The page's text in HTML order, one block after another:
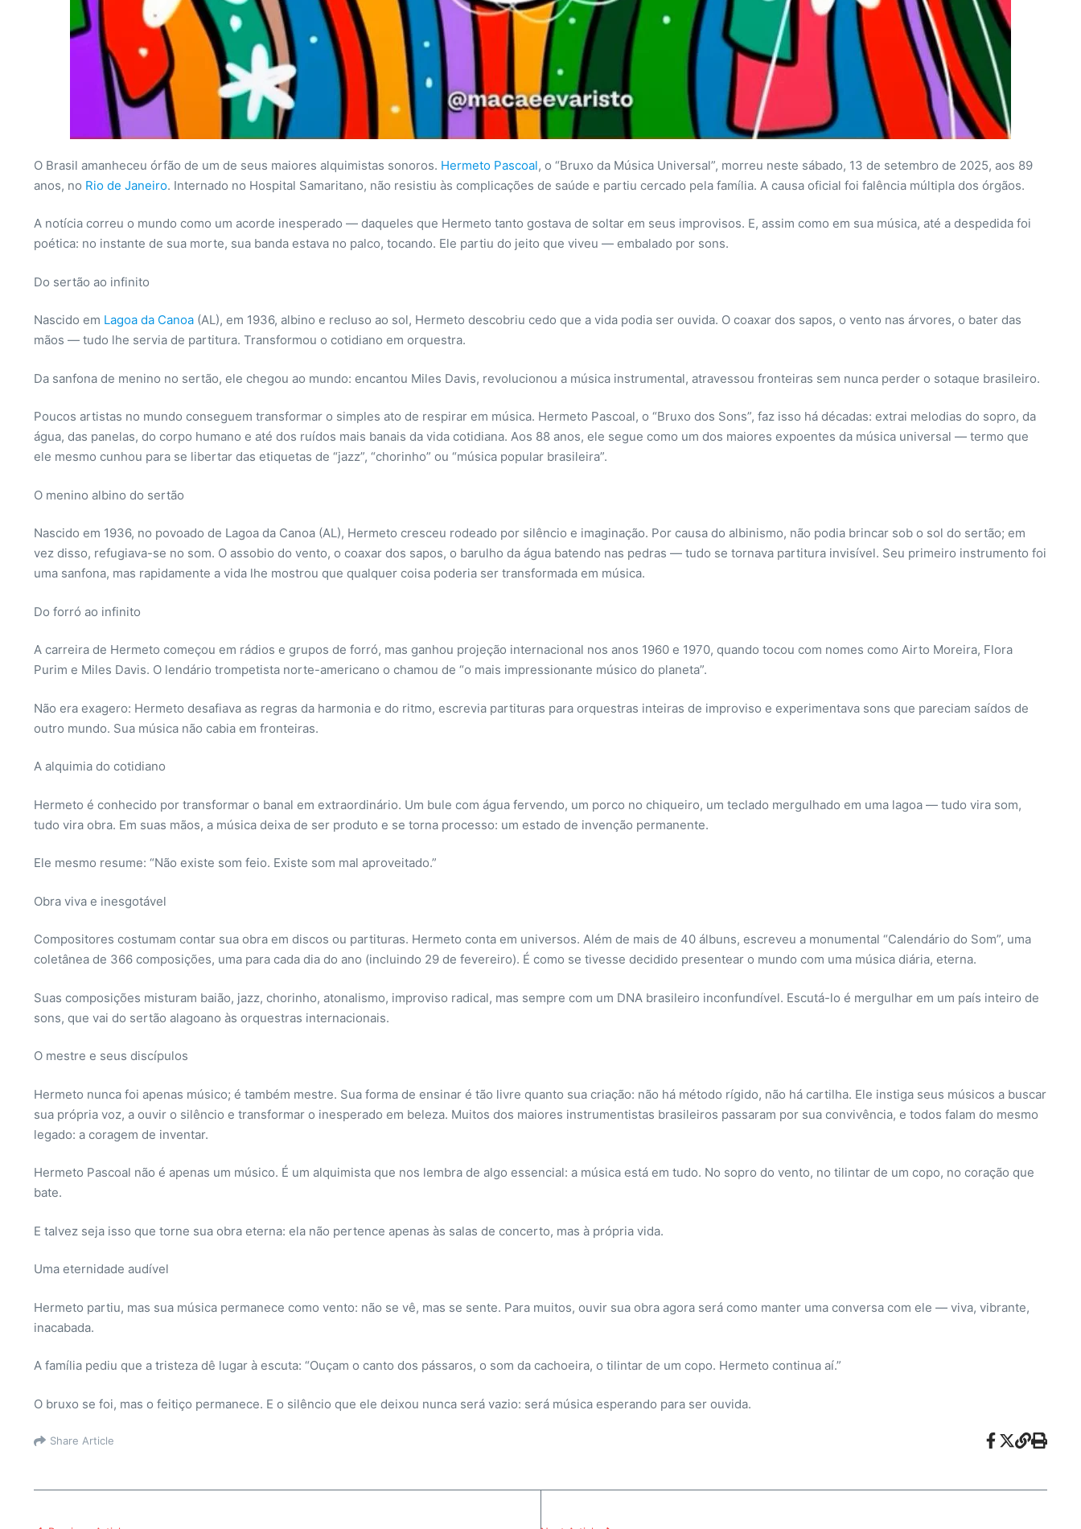
O Brasil amanheceu órfão de um de seus maiores alquimistas sonoros. Hermeto Pascoal, o “Bruxo da Música Universal”, morreu neste sábado, 13 de setembro de 2025, aos 89
anos, no Rio de Janeiro. Internado no Hospital Samaritano, não resistiu às complicações de saúde e partiu cercado pela família. A causa oficial foi falência múltipla dos órgãos.
A notícia correu o mundo como um acorde inesperado — daqueles que Hermeto tanto gostava de soltar em seus improvisos. E, assim como em sua música, até a despedida foi
poética: no instante de sua morte, sua banda estava no palco, tocando. Ele partiu do jeito que viveu — embalado por sons.
Do sertão ao infinito
Nascido em Lagoa da Canoa (AL), em 1936, albino e recluso ao sol, Hermeto descobriu cedo que a vida podia ser ouvida. O coaxar dos sapos, o vento nas árvores, o bater das
mãos — tudo lhe servia de partitura. Transformou o cotidiano em orquestra.
Da sanfona de menino no sertão, ele chegou ao mundo: encantou Miles Davis, revolucionou a música instrumental, atravessou fronteiras sem nunca perder o sotaque brasileiro.
Poucos artistas no mundo conseguem transformar o simples ato de respirar em música. Hermeto Pascoal, o “Bruxo dos Sons”, faz isso há décadas: extrai melodias do sopro, da
água, das panelas, do corpo humano e até dos ruídos mais banais da vida cotidiana. Aos 88 anos, ele segue como um dos maiores expoentes da música universal — termo que
ele mesmo cunhou para se libertar das etiquetas de “jazz”, “chorinho” ou “música popular brasileira”.
O menino albino do sertão
Nascido em 1936, no povoado de Lagoa da Canoa (AL), Hermeto cresceu rodeado por silêncio e imaginação. Por causa do albinismo, não podia brincar sob o sol do sertão; em
vez disso, refugiava-se no som. O assobio do vento, o coaxar dos sapos, o barulho da água batendo nas pedras — tudo se tornava partitura invisível. Seu primeiro instrumento foi
uma sanfona, mas rapidamente a vida lhe mostrou que qualquer coisa poderia ser transformada em música.
Do forró ao infinito
A carreira de Hermeto começou em rádios e grupos de forró, mas ganhou projeção internacional nos anos 1960 e 1970, quando tocou com nomes como Airto Moreira, Flora
Purim e Miles Davis. O lendário trompetista norte-americano o chamou de “o mais impressionante músico do planeta”.
Não era exagero: Hermeto desafiava as regras da harmonia e do ritmo, escrevia partituras para orquestras inteiras de improviso e experimentava sons que pareciam saídos de
outro mundo. Sua música não cabia em fronteiras.
A alquimia do cotidiano
Hermeto é conhecido por transformar o banal em extraordinário. Um bule com água fervendo, um porco no chiqueiro, um teclado mergulhado em uma lagoa — tudo vira som,
tudo vira obra. Em suas mãos, a música deixa de ser produto e se torna processo: um estado de invenção permanente.
Ele mesmo resume: “Não existe som feio. Existe som mal aproveitado.”
Obra viva e inesgotável
Compositores costumam contar sua obra em discos ou partituras. Hermeto conta em universos. Além de mais de 40 álbuns, escreveu a monumental “Calendário do Som”, uma
coletânea de 366 composições, uma para cada dia do ano (incluindo 29 de fevereiro). É como se tivesse decidido presentear o mundo com uma música diária, eterna.
Suas composições misturam baião, jazz, chorinho, atonalismo, improviso radical, mas sempre com um DNA brasileiro inconfundível. Escutá-lo é mergulhar em um país inteiro de
sons, que vai do sertão alagoano às orquestras internacionais.
O mestre e seus discípulos
Hermeto nunca foi apenas músico; é também mestre. Sua forma de ensinar é tão livre quanto sua criação: não há método rígido, não há cartilha. Ele instiga seus músicos a buscar
sua própria voz, a ouvir o silêncio e transformar o inesperado em beleza. Muitos dos maiores instrumentistas brasileiros passaram por sua convivência, e todos falam do mesmo
legado: a coragem de inventar.
Hermeto Pascoal não é apenas um músico. É um alquimista que nos lembra de algo essencial: a música está em tudo. No sopro do vento, no tilintar de um copo, no coração que
bate.
E talvez seja isso que torne sua obra eterna: ela não pertence apenas às salas de concerto, mas à própria vida.
Uma eternidade audível
Hermeto partiu, mas sua música permanece como vento: não se vê, mas se sente. Para muitos, ouvir sua obra agora será como manter uma conversa com ele — viva, vibrante,
inacabada.
A família pediu que a tristeza dê lugar à escuta: “Ouçam o canto dos pássaros, o som da cachoeira, o tilintar de um copo. Hermeto continua aí.”
O bruxo se foi, mas o feitiço permanece. E o silêncio que ele deixou nunca será vazio: será música esperando para ser ouvida.
Share Article